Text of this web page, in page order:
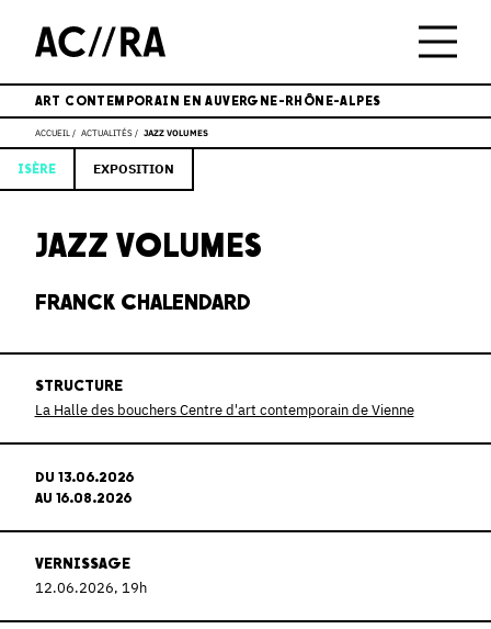
ART CONTEMPORAIN EN AUVERGNE-RHÔNE-ALPES
ACCUEIL ACTUALITÉS JAZZ VOLUMES
ISÈRE EXPOSITION
JAZZ VOLUMES
FRANCK CHALENDARD
STRUCTURE
La Halle des bouchers Centre d'art contemporain de Vienne
DU 13.06.2026
AU 16.08.2026
VERNISSAGE
12.06.2026, 19h